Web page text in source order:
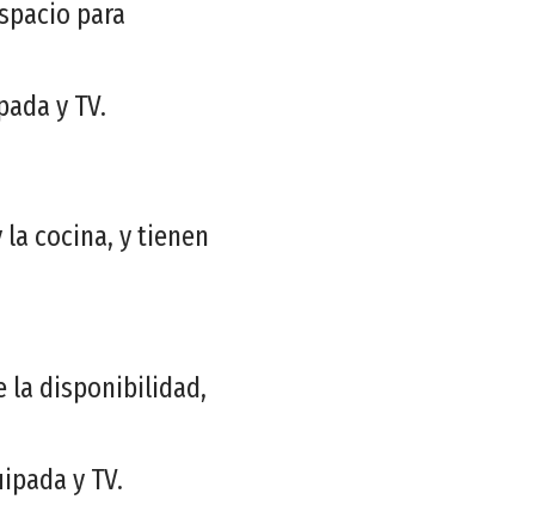
para
y TV.
cocina, y tienen
la disponibilidad,
y TV.